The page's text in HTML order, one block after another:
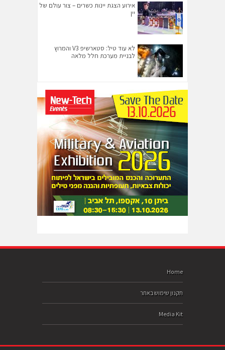
אירוע הצגת יינות כשרים – צור עולם של
יין
לא עוד טיל: סטארשיפ V3 והמרוץ
לבניית מערכת חלל מלאה
Home
תקנון שימוש באתר
Media Kit